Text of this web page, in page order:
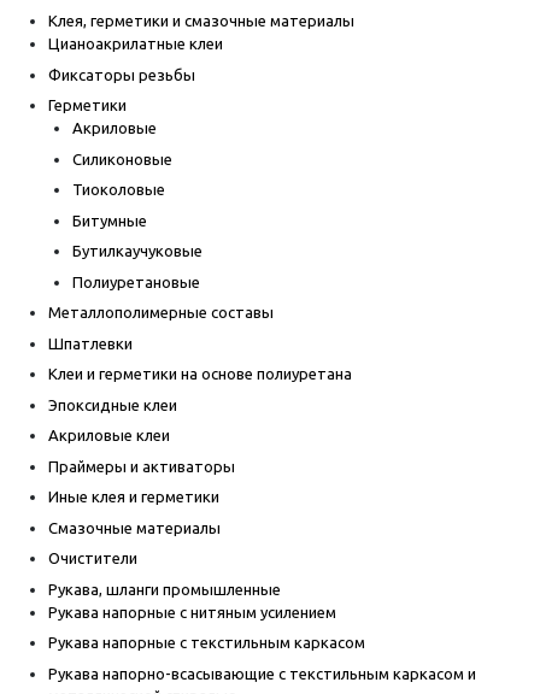
Клея, герметики и смазочные материалы
Цианоакрилатные клеи
Фиксаторы резьбы
Герметики
Акриловые
Силиконовые
Тиоколовые
Битумные
Бутилкаучуковые
Полиуретановые
Металлополимерные составы
Шпатлевки
Клеи и герметики на основе полиуретана
Эпоксидные клеи
Акриловые клеи
Праймеры и активаторы
Иные клея и герметики
Смазочные материалы
Очистители
Рукава, шланги промышленные
Рукава напорные с нитяным усилением
Рукава напорные с текстильным каркасом
Рукава напорно-всасывающие с текстильным каркасом и